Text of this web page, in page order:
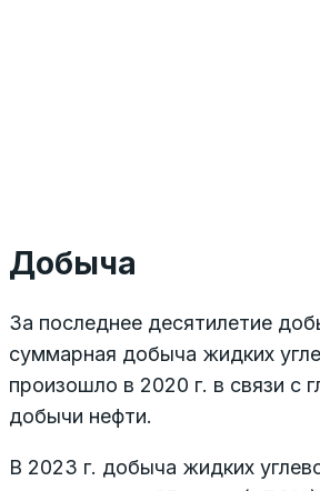
Добыча
За последнее десятилетие
суммарная добыча жидких
произошло в 2020 г. в связи с
добычи нефти.
В 2023 г. добыча жидких